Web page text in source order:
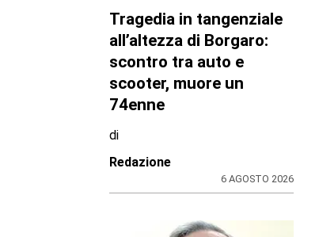
Tragedia in tangenziale
all’altezza di Borgaro:
scontro tra auto e
scooter, muore un
74enne
di
Redazione
6 AGOSTO 2026